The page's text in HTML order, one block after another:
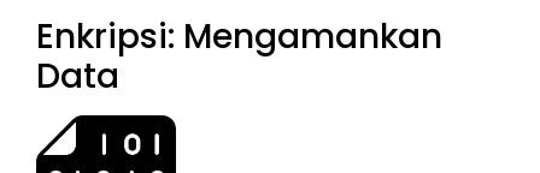
Enkripsi: Mengamankan
Data